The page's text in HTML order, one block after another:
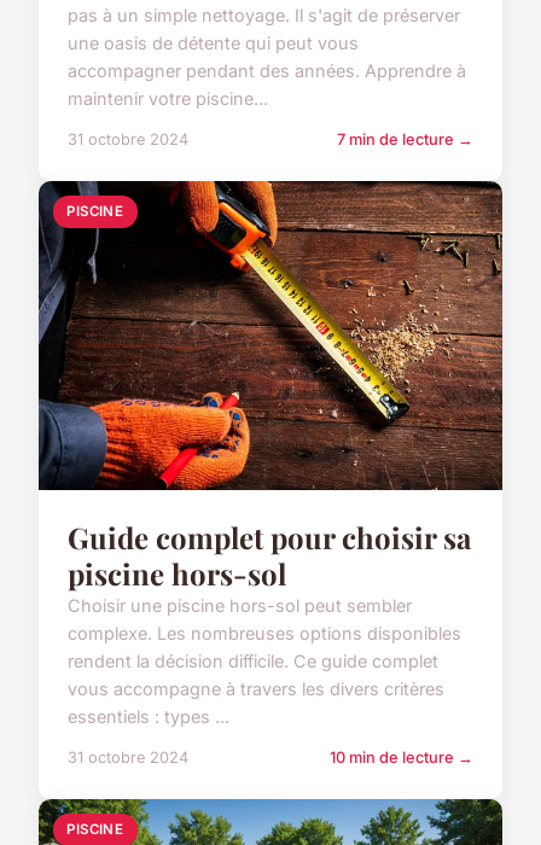
pas à un simple nettoyage. Il s'agit de préserver
une oasis de détente qui peut vous
accompagner pendant des années. Apprendre à
maintenir votre piscine...
31 octobre 2024 7 min de lecture →
PISCINE
Guide complet pour choisir sa
piscine hors-sol
Choisir une piscine hors-sol peut sembler
complexe. Les nombreuses options disponibles
rendent la décision difficile. Ce guide complet
vous accompagne à travers les divers critères
essentiels : types ...
31 octobre 2024 10 min de lecture →
PISCINE